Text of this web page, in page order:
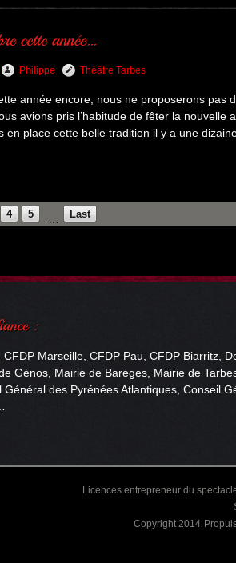
Philippe Théâtre Tarbes
année encore, nous ne proposerons pas
avions pris l’habitude de fêter la
en place cette belle tradition il y a une
4 5 Last
Marseille, CFDP Pau, CFDP Biarritz,
Génos, Mairie de Barèges, Mairie de
Général des Pyrénées Atlantiques, Conseil
Licences entrepreneur du
Copyright 2014